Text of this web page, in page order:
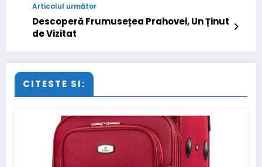
Articolul următor
Descoperă Frumusețea Prahovei, Un Ținut
de Vizitat
CITESTE SI: